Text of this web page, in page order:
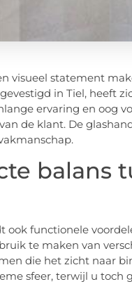
visueel statement
in Tiel, heeft
ervaring en oog
de klant. De
balans
ook functionele
te maken van
die het zicht naar
sfeer, terwijl u toch